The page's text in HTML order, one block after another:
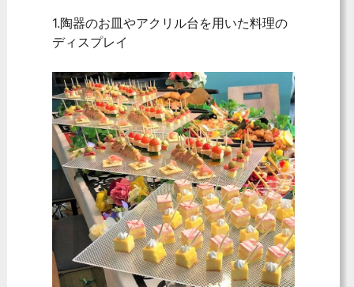
1.陶器のお皿やアクリル台を用いた料理の
ディスプレイ